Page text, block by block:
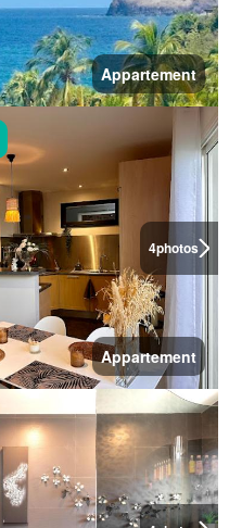
Appartement
4photos
Appartement